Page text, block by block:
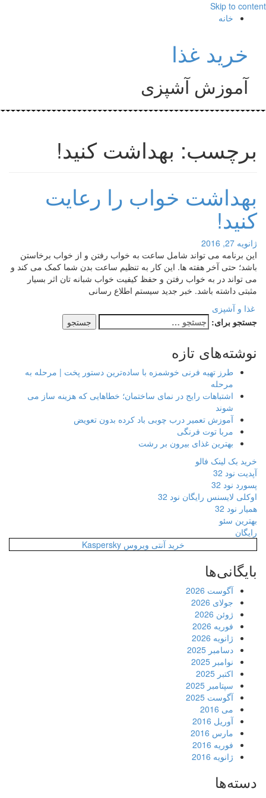
Skip to content
خانه
خرید غذا
آموزش آشپزی
برچسب: بهداشت کنید!
بهداشت خواب را رعایت
کنید!
ژانویه 27, 2016
این برنامه می تواند شامل ساعت به خواب رفتن و از خواب برخاستن
باشد؛ حتی آخر هفته ها. این کار به تنظیم ساعت بدن شما کمک می کند و
می تواند در به خواب رفتن و حفظ کیفیت خواب شبانه تان اثر بسیار
مثبتی داشته باشد. خبر جدید سیستم اطلاع رسانی
غذا و آشپزی
جستجو برای:
نوشته‌های تازه
طرز تهیه فرنی خوشمزه با ساده‌ترین دستور پخت | مرحله به
مرحله
اشتباهات رایج در نمای ساختمان؛ خطاهایی که هزینه ساز می
شوند
آموزش تعمیر درب چوبی باد کرده بدون تعویض
مربا توت فرنگی
بهترین غذای بیرون بر رشت
خرید بک لینک فالو
آپدیت نود 32
پسورد نود 32
اوکلی لایسنس رایگان نود 32
همیار نود 32
بهترین سئو
رایگان
خرید آنتی ویروس Kaspersky
بایگانی‌ها
آگوست 2026
جولای 2026
ژوئن 2026
فوریه 2026
ژانویه 2026
دسامبر 2025
نوامبر 2025
اکتبر 2025
سپتامبر 2025
آگوست 2025
می 2016
آوریل 2016
مارس 2016
فوریه 2016
ژانویه 2016
دسته‌ها